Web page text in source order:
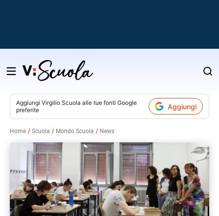
Salta
contenuto
Aggiungi Virgilio Scuola alle tue fonti Google
preferite
Aggiungi
Home Scuola Mondo Scuola News